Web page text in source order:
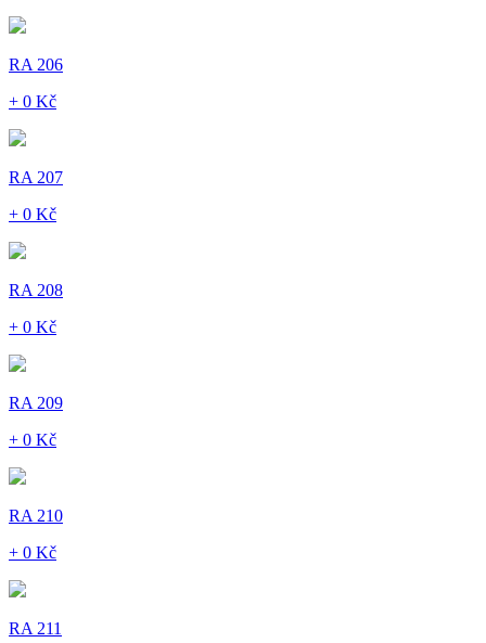
RA 206
+ 0 Kč
RA 207
+ 0 Kč
RA 208
+ 0 Kč
RA 209
+ 0 Kč
RA 210
+ 0 Kč
RA 211